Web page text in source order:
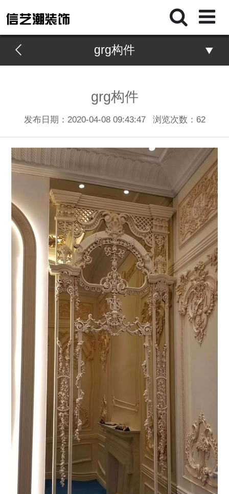
grg构件
grg构件
发布日期：2020-04-08 09:43:47 浏览次数： 62